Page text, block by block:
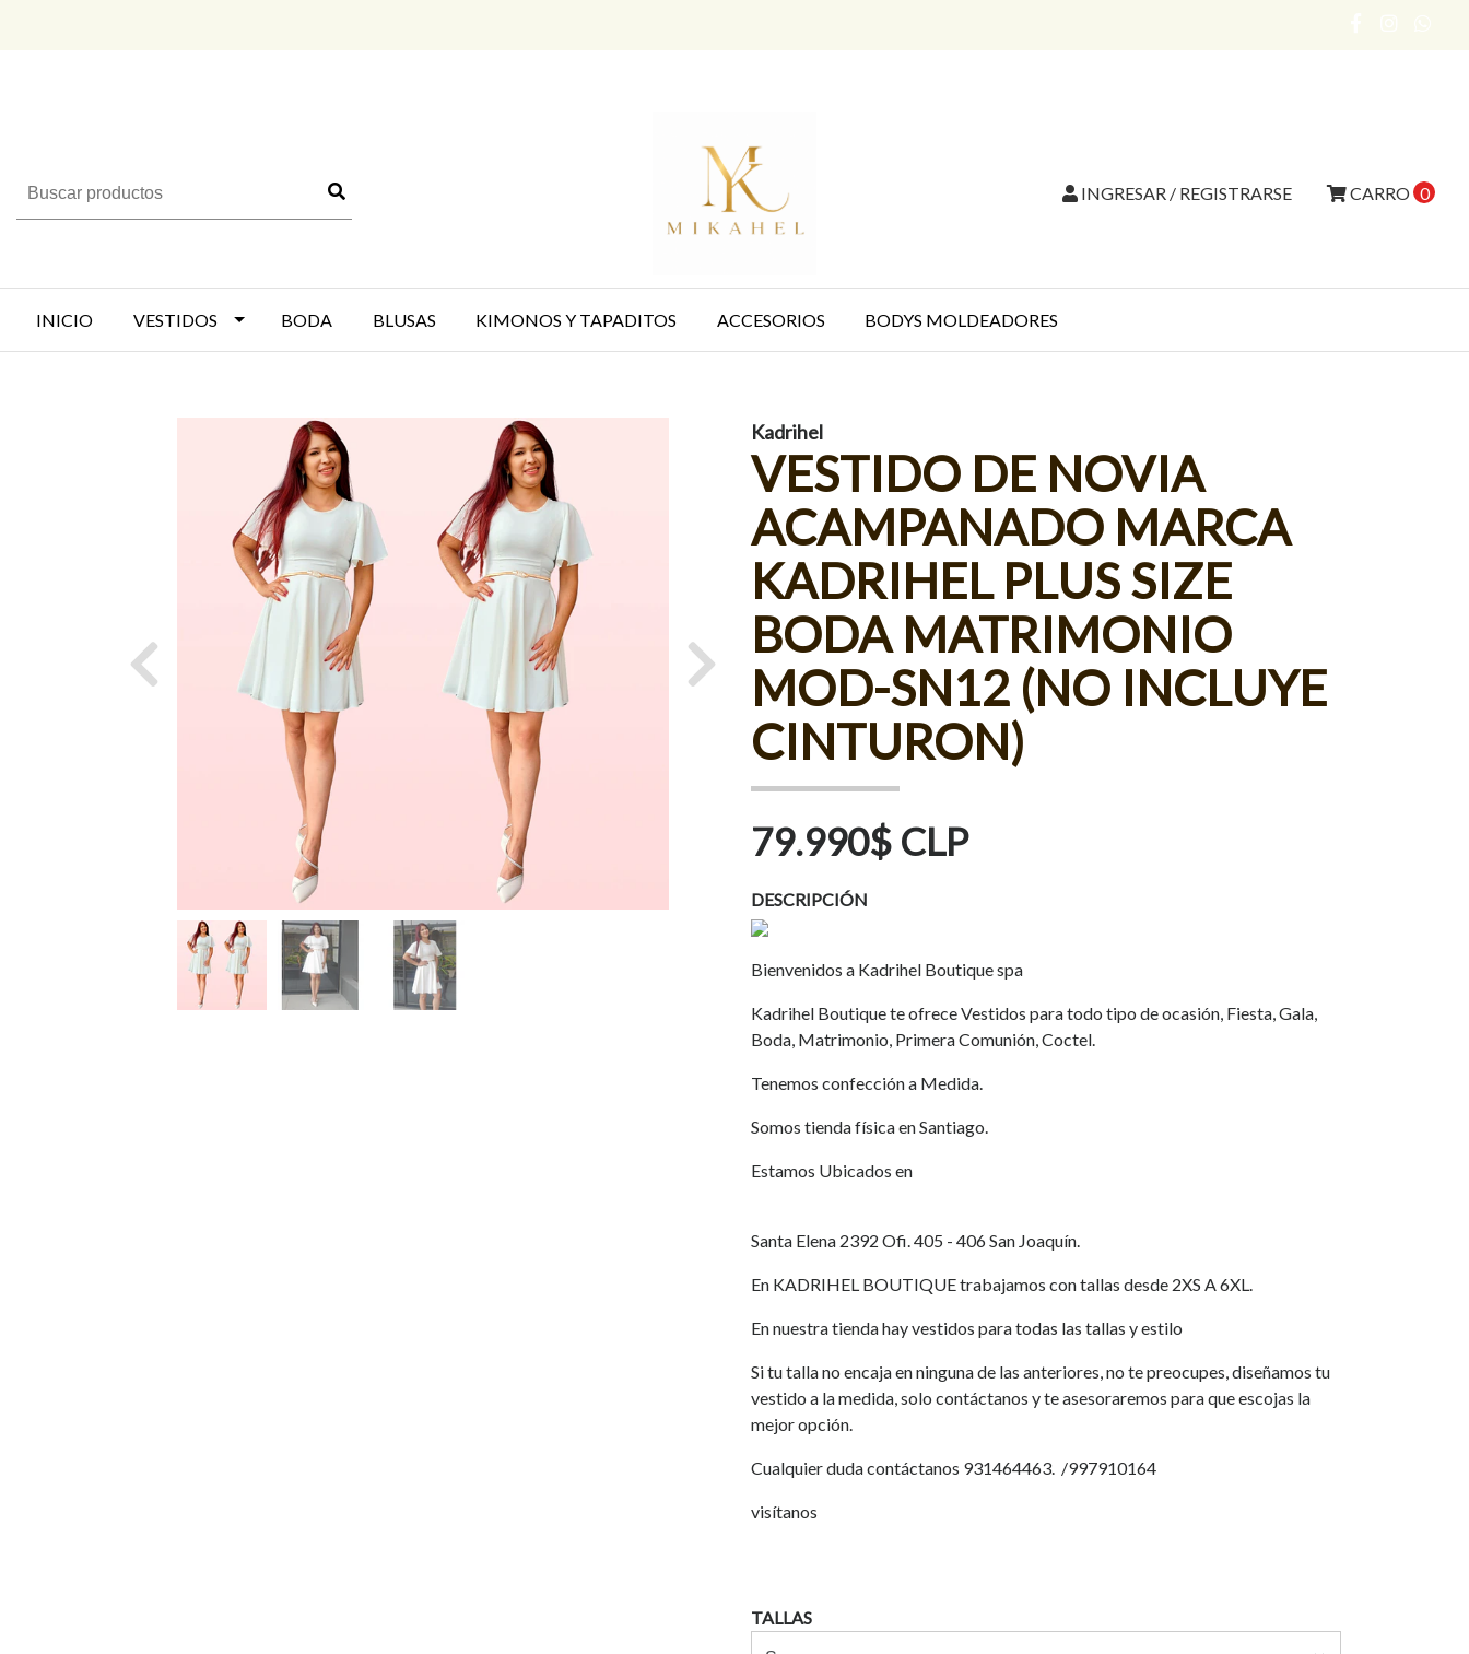
CARRO 0
INGRESAR / REGISTRARSE
INICIO VESTIDOS BODA BLUSAS KIMONOS Y TAPADITOS ACCESORIOS BODYS MOLDEADORES
Previous Next
Kadrihel
VESTIDO DE NOVIA
ACAMPANADO MARCA
KADRIHEL PLUS SIZE
BODA MATRIMONIO
MOD-SN12 (NO INCLUYE
CINTURON)
79.990$ CLP
DESCRIPCIÓN
Bienvenidos a Kadrihel Boutique spa
Kadrihel Boutique te ofrece Vestidos para todo tipo de ocasión, Fiesta, Gala,
Boda, Matrimonio, Primera Comunión, Coctel.
Tenemos confección a Medida.
Somos tienda física en Santiago.
Estamos Ubicados en
Santa Elena 2392 Ofi. 405 - 406 San Joaquín.
En KADRIHEL BOUTIQUE trabajamos con tallas desde 2XS A 6XL.
En nuestra tienda hay vestidos para todas las tallas y estilo
Si tu talla no encaja en ninguna de las anteriores, no te preocupes, diseñamos tu
vestido a la medida, solo contáctanos y te asesoraremos para que escojas la
mejor opción.
Cualquier duda contáctanos 931464463. /997910164
visítanos
TALLAS